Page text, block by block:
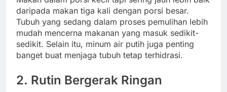
daripada makan tiga kali dengan porsi besar.
Tubuh yang sedang dalam proses pemulihan lebih
mudah mencerna makanan yang masuk sedikit-
sedikit. Selain itu, minum air putih juga penting
banget buat menjaga tubuh tetap terhidrasi.
2. Rutin Bergerak Ringan